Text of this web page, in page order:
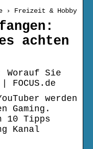
Freizeit & Hobby
achten
Worauf Sie
werden
Gaming.
10 Tipps
Kanal